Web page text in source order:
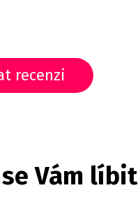
recenzi
Vám líbit